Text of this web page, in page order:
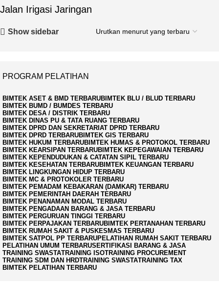
Jalan Irigasi Jaringan
Show sidebar
PROGRAM PELATIHAN
BIMTEK ASET & BMD TERBARUBIMTEK BLU / BLUD TERBARU
BIMTEK BUMD / BUMDES TERBARU
BIMTEK DESA / DISTRIK TERBARU
BIMTEK DINAS PU & TATA RUANG TERBARU
BIMTEK DPRD DAN SEKRETARIAT DPRD TERBARU
BIMTEK DPRD TERBARUBIMTEK GIS TERBARU
BIMTEK HUKUM TERBARUBIMTEK HUMAS & PROTOKOL TERBARU
BIMTEK KEARSIPAN TERBARUBIMTEK KEPEGAWAIAN TERBARU
BIMTEK KEPENDUDUKAN & CATATAN SIPIL TERBARU
BIMTEK KESEHATAN TERBARUBIMTEK KEUANGAN TERBARU
BIMTEK LINGKUNGAN HIDUP TERBARU
BIMTEK MC & PROTOKOLER TERBARU
BIMTEK PEMADAM KEBAKARAN (DAMKAR) TERBARU
BIMTEK PEMERINTAH DAERAH TERBARU
BIMTEK PENANAMAN MODAL TERBARU
BIMTEK PENGADAAN BARANG & JASA TERBARU
BIMTEK PERGURUAN TINGGI TERBARU
BIMTEK PERPAJAKAN TERBARUBIMTEK PERTANAHAN TERBARU
BIMTEK RUMAH SAKIT & PUSKESMAS TERBARU
BIMTEK SATPOL PP TERBARUPELATIHAN RUMAH SAKIT TERBARU
PELATIHAN UMUM TERBARUSERTIFIKASI BARANG & JASA
TRAINING SWASTATRAINING ISOTRAINING PROCUREMENT
TRAINING SDM DAN HRDTRAINING SWASTATRAINING TAX
BIMTEK PELATIHAN TERBARU